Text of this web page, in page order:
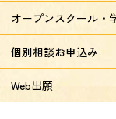
オープンスクール・
個別相談お申込み
Web出願